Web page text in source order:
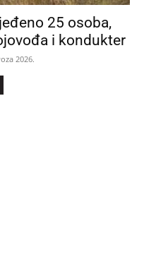
25 osoba,
i kondukter
2026.